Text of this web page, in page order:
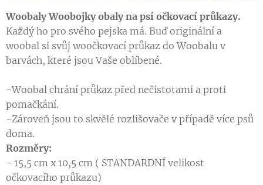
Woobaly Woobojky obaly na psí očkovací průkazy.
Každý ho pro svého pejska má. Buď originální a
woobal si svůj woočkovací průkaz do Woobalu v
barvách, které jsou Vaše oblíbené.
-Woobal chrání průkaz před nečistotami a proti
pomačkání.
-Zároveň jsou to skvělé rozlišovače v případě více psů
doma.
Rozměry:
- 15,5 cm x 10,5 cm ( STANDARDNÍ velikost
očkovacího průkazu)